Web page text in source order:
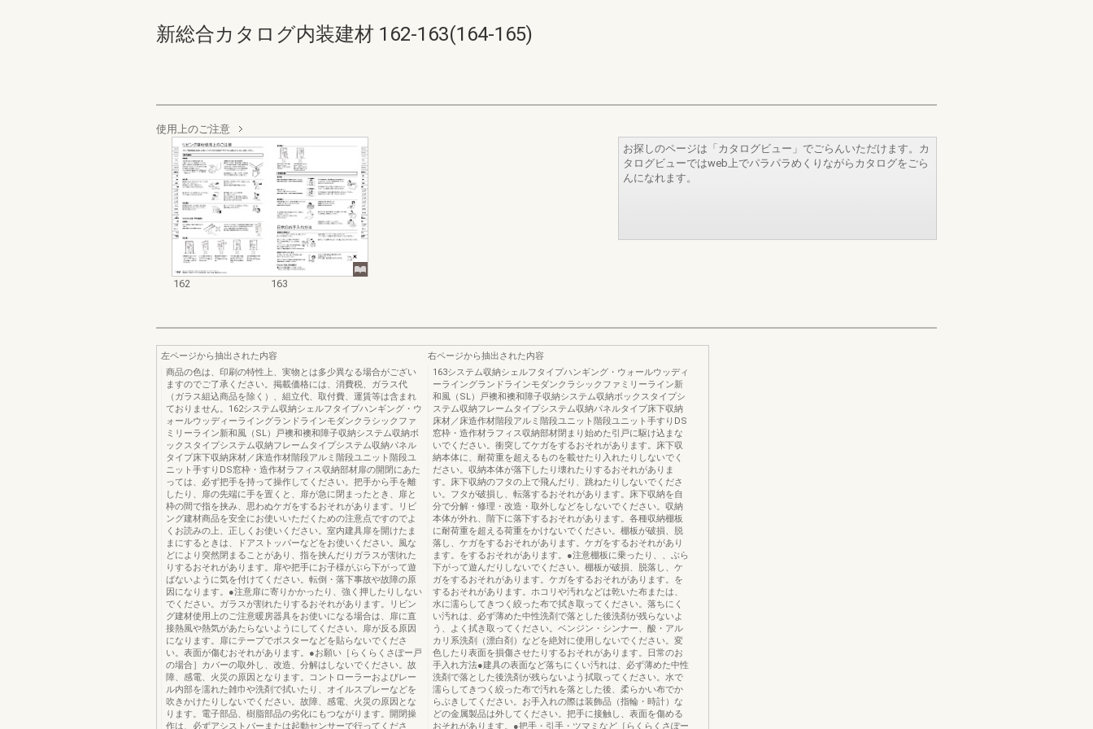
新総合カタログ内装建材 162-163(164-165)
使用上のご注意
162 163
お探しのページは「カタログビュー」でごらんいただけます。カ
タログビューではweb上でパラパラめくりながらカタログをごら
んになれます。
左ページから抽出された内容
商品の色は、印刷の特性上、実物とは多少異なる場合がござい
ますのでご了承ください。掲載価格には、消費税、ガラス代
（ガラス組込商品を除く）、組立代、取付費、運賃等は含まれ
ておりません。162システム収納シェルフタイプハンギング・ウ
ォールウッディーライングランドラインモダンクラシックファ
ミリーライン新和風（SL）戸襖和襖和障子収納システム収納ボ
ックスタイプシステム収納フレームタイプシステム収納パネル
タイプ床下収納床材／床造作材階段アルミ階段ユニット階段ユ
ニット手すりDS窓枠・造作材ラフィス収納部材扉の開閉にあた
っては、必ず把手を持って操作してください。把手から手を離
したり、扉の先端に手を置くと、扉が急に閉まったとき、扉と
枠の間で指を挟み、思わぬケガをするおそれがあります。リビ
ング建材商品を安全にお使いいただくための注意点ですのでよ
くお読みの上、正しくお使いください。室内建具扉を開けたま
まにするときは、ドアストッパーなどをお使いください。風な
どにより突然閉まることがあり、指を挟んだりガラスが割れた
りするおそれがあります。扉や把手にお子様がぶら下がって遊
ばないように気を付けてください。転倒・落下事故や故障の原
因になります。●注意扉に寄りかかったり、強く押したりしない
でください。ガラスが割れたりするおそれがあります。リビン
グ建材使用上のご注意暖房器具をお使いになる場合は、扉に直
接熱風や熱気があたらないようにしてください。扉が反る原因
になります。扉にテープでポスターなどを貼らないでくださ
い。表面が傷むおそれがあります。●お願い［らくらくさぽー戸
の場合］カバーの取外し、改造、分解はしないでください。故
障、感電、火災の原因となります。コントローラーおよびレー
ル内部を濡れた雑巾や洗剤で拭いたり、オイルスプレーなどを
吹きかけたりしないでください。故障、感電、火災の原因とな
ります。電子部品、樹脂部品の劣化にもつながります。開閉操
作は、必ずアシストバーまたは起動センサーで行ってくださ
右ページから抽出された内容
163システム収納シェルフタイプハンギング・ウォールウッディ
ーライングランドラインモダンクラシックファミリーライン新
和風（SL）戸襖和襖和障子収納システム収納ボックスタイプシ
ステム収納フレームタイプシステム収納パネルタイプ床下収納
床材／床造作材階段アルミ階段ユニット階段ユニット手すりDS
窓枠・造作材ラフィス収納部材閉まり始めた引戸に駆け込まな
いでください。衝突してケガをするおそれがあります。床下収
納本体に、耐荷重を超えるものを載せたり入れたりしないでく
ださい。収納本体が落下したり壊れたりするおそれがありま
す。床下収納のフタの上で飛んだり、跳ねたりしないでくださ
い。フタが破損し、転落するおそれがあります。床下収納を自
分で分解・修理・改造・取外しなどをしないでください。収納
本体が外れ、階下に落下するおそれがあります。各種収納棚板
に耐荷重を超える荷重をかけないでください。棚板が破損、脱
落し、ケガをするおそれがあります。ケガをするおそれがあり
ます。をするおそれがあります。●注意棚板に乗ったり、、ぶら
下がって遊んだりしないでください。棚板が破損、脱落し、ケ
ガをするおそれがあります。ケガをするおそれがあります。を
するおそれがあります。ホコリや汚れなどは乾いた布または、
水に濡らしてきつく絞った布で拭き取ってください。落ちにく
い汚れは、必ず薄めた中性洗剤で落とした後洗剤が残らないよ
う、よく拭き取ってください。ベンジン・シンナー、酸・アル
カリ系洗剤（漂白剤）などを絶対に使用しないでください。変
色したり表面を損傷させたりするおそれがあります。日常のお
手入れ方法●建具の表面など落ちにくい汚れは、必ず薄めた中性
洗剤で落とした後洗剤が残らないよう拭取ってください。水で
濡らしてきつく絞った布で汚れを落とした後、柔らかい布でか
らぶきしてください。お手入れの際は装飾品（指輪・時計）な
どの金属製品は外してください。把手に接触し、表面を傷める
おそれがあります。●把手・引手・ツマミなど［らくらくさぽー